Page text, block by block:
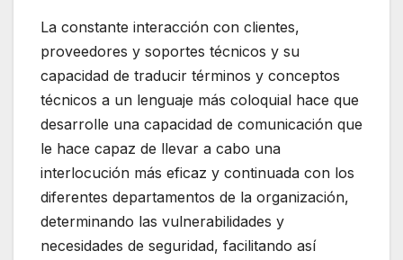
La constante interacción con clientes,
proveedores y soportes técnicos y su
capacidad de traducir términos y conceptos
técnicos a un lenguaje más coloquial hace que
desarrolle una capacidad de comunicación que
le hace capaz de llevar a cabo una
interlocución más eficaz y continuada con los
diferentes departamentos de la organización,
determinando las vulnerabilidades y
necesidades de seguridad, facilitando así